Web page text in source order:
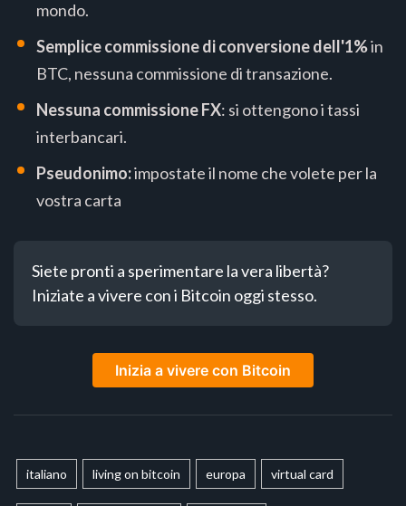
mondo.
Semplice commissione di conversione dell'1%in
BTC, nessuna commissione di transazione.
Nessuna commissione FX: si ottengono i tassi
interbancari.
Pseudonimo:impostate il nome che volete per la
vostra carta
Siete pronti a sperimentare la vera libertà?
Iniziate a vivere con i Bitcoin oggi stesso.
Inizia a vivere con Bitcoin
italiano living on bitcoin europa virtual card